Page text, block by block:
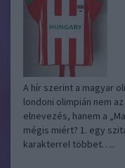
A hír szerint a magyar
londoni olimpián nem
elnevezés, hanem a
mégis miért? 1. egy
karakterrel többet…..